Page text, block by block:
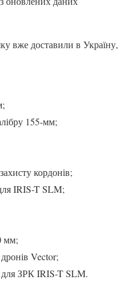
вже доставили в Україну,
155-мм;
кордонів;
IRIS-T SLM;
мм;
Vector;
для ЗРК IRIS-T SLM.